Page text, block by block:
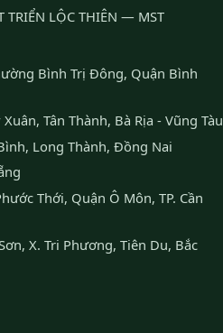
TRIỂN LỘC THIÊN — MST
Bình Trị Đông, Quận Bình
Tân Thành, Bà Rịa - Vũng Tàu
Long Thành, Đồng Nai
Thới, Quận Ô Môn, TP. Cần
X. Tri Phương, Tiên Du, Bắc